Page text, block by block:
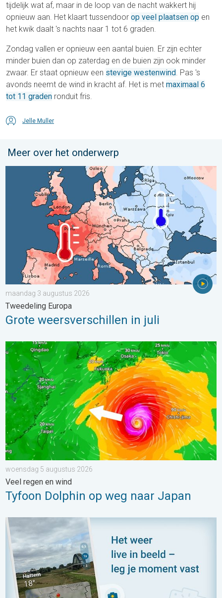
tijdelijk wat af, maar in de loop van de nacht wakkert hij
opnieuw aan. Het klaart tussendoor op veel plaatsen op en
het kwik daalt 's nachts naar 1 tot 6 graden.
Zondag vallen er opnieuw een aantal buien. Er zijn echter
minder buien dan op zaterdag en de buien zijn ook minder
zwaar. Er staat opnieuw een stevige westenwind. Pas 's
avonds neemt de wind in kracht af. Het is met maximaal 6
tot 11 graden ronduit fris.
Jelle Muller
Meer over het onderwerp
Grote weersverschillen in juli. Tweedeling Europa. . .
maandag 3 augustus 2026
Tweedeling Europa
Grote weersverschillen in juli
Tyfoon Dolphin op weg naar Japan. Veel regen en wind. . .
woensdag 5 augustus 2026
Veel regen en wind
Tyfoon Dolphin op weg naar Japan
Impressies maken, momenten delen. Deel wat je ziet!. . .